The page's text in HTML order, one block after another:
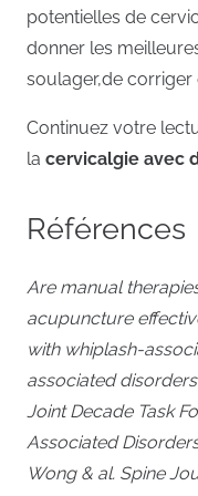
potentielles de
donner les
soulager,de
Continuez votre
la cervicalgie avec
Références
Are manual
acupuncture
with whiplash-
associated
Joint Decade Task
Associated
Wong & al. Spine